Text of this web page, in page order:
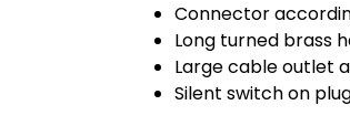
Connector
Long turned brass
Large cable outlet
Silent switch on